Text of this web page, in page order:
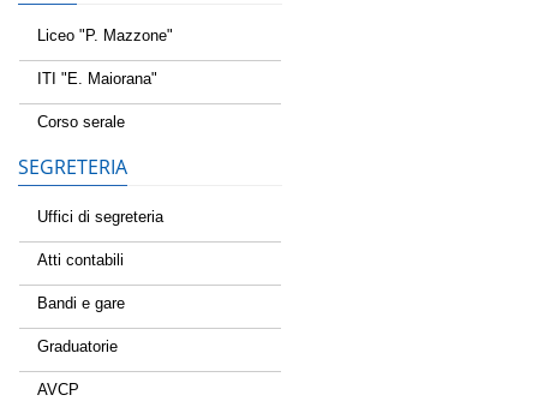
Liceo "P. Mazzone"
ITI "E. Maiorana"
Corso serale
SEGRETERIA
Uffici di segreteria
Atti contabili
Bandi e gare
Graduatorie
AVCP